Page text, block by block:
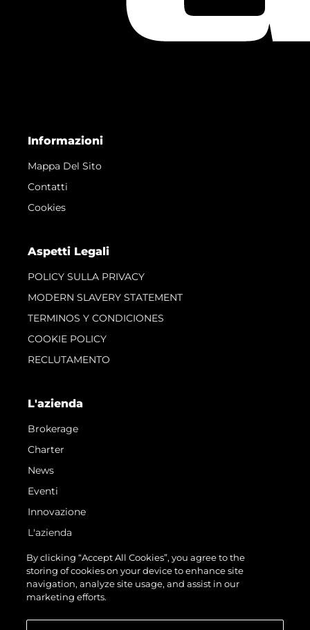
Informazioni
Mappa Del Sito
Contatti
Cookies
Aspetti Legali
POLICY SULLA PRIVACY
MODERN SLAVERY STATEMENT
TERMINOS Y CONDICIONES
COOKIE POLICY
RECLUTAMENTO
L'azienda
Brokerage
Charter
News
Eventi
Innovazione
L'azienda
Il Team
Lifestyle
Heritage
By clicking “Accept All Cookies”, you agree to the
storing of cookies on your device to enhance site
navigation, analyze site usage, and assist in our
marketing efforts.